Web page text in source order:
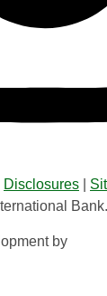
Disclosures
Bank.
by